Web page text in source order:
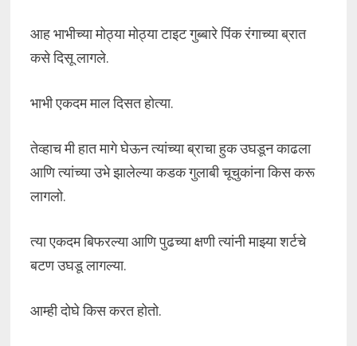
आह भाभीच्या मोठ्या मोठ्या टाइट गुब्बारे पिंक रंगाच्या ब्रात
कसे दिसू लागले.
भाभी एकदम माल दिसत होत्या.
तेव्हाच मी हात मागे घेऊन त्यांच्या ब्राचा हुक उघडून काढला
आणि त्यांच्या उभे झालेल्या कडक गुलाबी चूचुकांना किस करू
लागलो.
त्या एकदम बिफरल्या आणि पुढच्या क्षणी त्यांनी माझ्या शर्टचे
बटण उघडू लागल्या.
आम्ही दोघे किस करत होतो.